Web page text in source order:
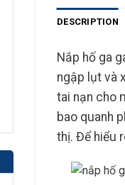
DESCRIPTION
Nắp hố ga
ngập lụt và
tai nạn cho
bao quanh
thị. Để hiểu